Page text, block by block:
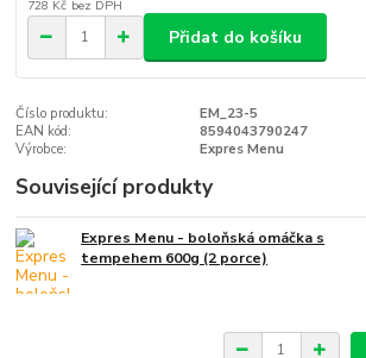
728 Kč bez DPH
Přidat do košíku
Číslo produktu:
EM_23-5
EAN kód:
8594043790247
Výrobce:
Expres Menu
Související produkty
Expres Menu - boloňská omáčka s
tempehem 600g (2 porce)